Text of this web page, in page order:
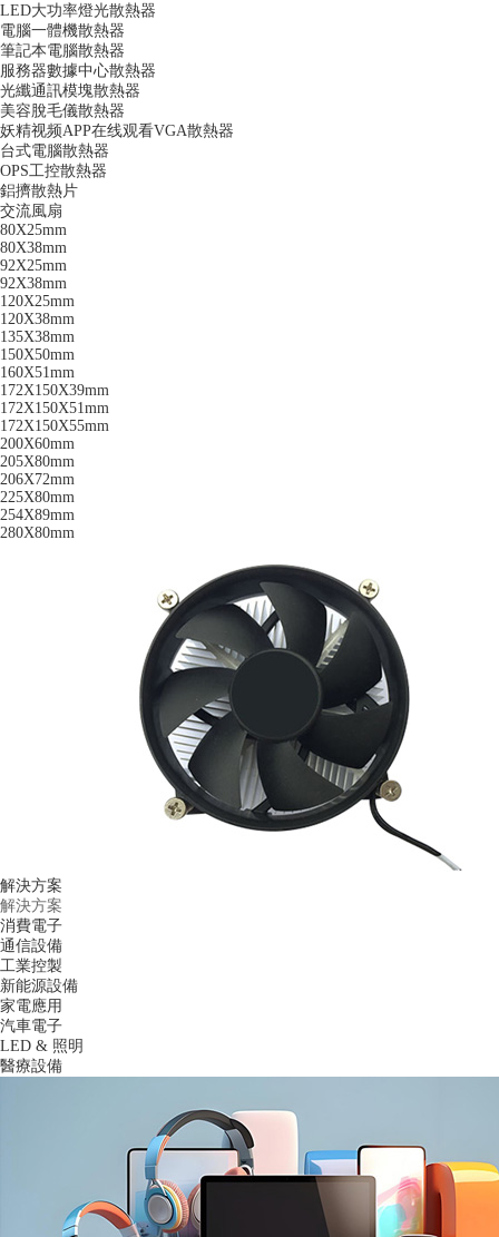
LED大功率燈光散熱器
電腦一體機散熱器
筆記本電腦散熱器
服務器數據中心散熱器
光纖通訊模塊散熱器
美容脫毛儀散熱器
妖精视频APP在线观看VGA散熱器
台式電腦散熱器
OPS工控散熱器
鋁擠散熱片
交流風扇
80X25mm
80X38mm
92X25mm
92X38mm
120X25mm
120X38mm
135X38mm
150X50mm
160X51mm
172X150X39mm
172X150X51mm
172X150X55mm
200X60mm
205X80mm
206X72mm
225X80mm
254X89mm
280X80mm
解決方案
解決方案
消費電子
通信設備
工業控製
新能源設備
家電應用
汽車電子
LED & 照明
醫療設備